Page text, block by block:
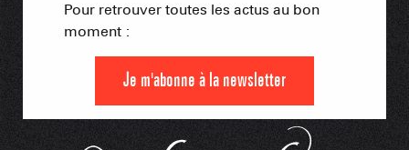
Pour retrouver toutes les actus au bon
moment :
Je m'abonne à la newsletter